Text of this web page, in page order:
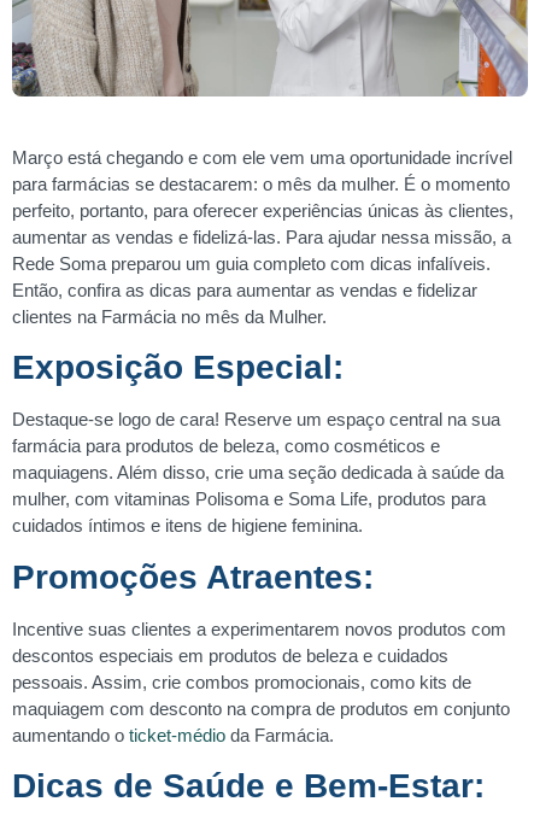
Março está chegando e com ele vem uma oportunidade incrível
para farmácias se destacarem: o mês da mulher. É o momento
perfeito, portanto, para oferecer experiências únicas às clientes,
aumentar as vendas e fidelizá-las. Para ajudar nessa missão, a
Rede Soma preparou um guia completo com dicas infalíveis.
Então, confira as dicas para aumentar as vendas e fidelizar
clientes na Farmácia no mês da Mulher.
Exposição Especial:
Destaque-se logo de cara! Reserve um espaço central na sua
farmácia para produtos de beleza, como cosméticos e
maquiagens. Além disso, crie uma seção dedicada à saúde da
mulher, com vitaminas Polisoma e Soma Life, produtos para
cuidados íntimos e itens de higiene feminina.
Promoções Atraentes:
Incentive suas clientes a experimentarem novos produtos com
descontos especiais em produtos de beleza e cuidados
pessoais. Assim, crie combos promocionais, como kits de
maquiagem com desconto na compra de produtos em conjunto
aumentando o ticket-médio da Farmácia.
Dicas de Saúde e Bem-Estar: